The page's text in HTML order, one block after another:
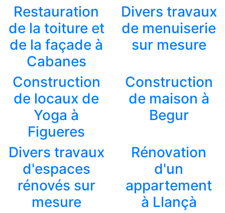
Restauration
de la toiture et
de la façade à
Cabanes
Divers travaux
de menuiserie
sur mesure
Construction
de locaux de
Yoga à
Figueres
Construction
de maison à
Begur
Divers travaux
d'espaces
rénovés sur
mesure
Rénovation
d'un
appartement
à Llançà